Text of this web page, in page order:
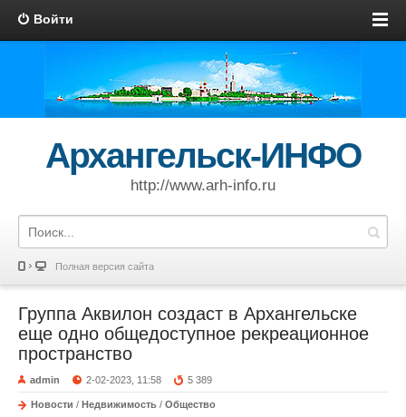
Войти
Архангельск-ИНФО
http://www.arh-info.ru
Полная версия сайта
Группа Аквилон создаст в Архангельске
еще одно общедоступное рекреационное
пространство
admin 2-02-2023, 11:58 5 389
Новости / Недвижимость / Общество